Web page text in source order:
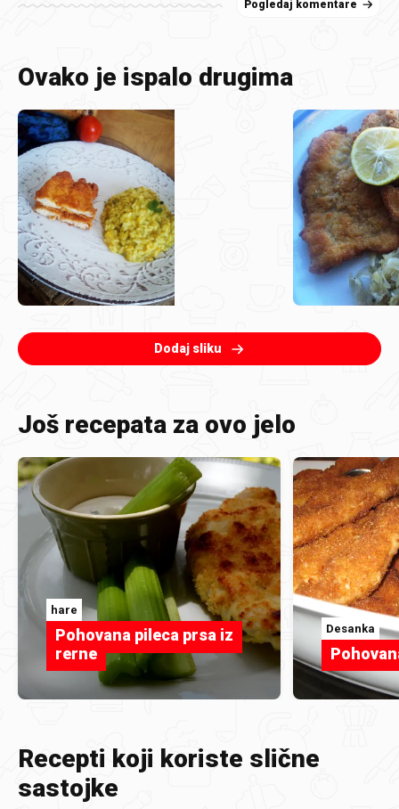
Pogledaj komentare
Ovako je ispalo drugima
Dodaj sliku
Još recepata za ovo jelo
hare
Pohovana pileca prsa iz
rerne
Desanka
Recepti koji koriste slične
sastojke